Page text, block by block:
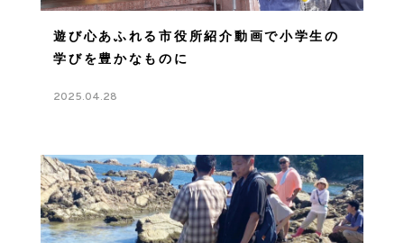
遊び心あふれる市役所紹介動画で小学生の
学びを豊かなものに
2025.04.28